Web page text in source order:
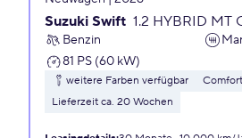
Suzuki Swift 1.2 HYBRID MT
Benzin
81 PS (60 kW)
weitere Farben verfügbar
Lieferzeit ca. 20 Wochen